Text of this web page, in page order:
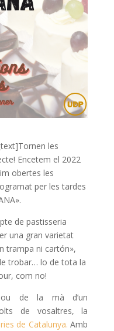
les
Encetem el 2022
obertes les
per les tardes
de pastisseria
una gran varietat
trampa ni cartón»,
trobar… lo de tota la
com no!
de la mà d’un
de vosaltres, la
de Catalunya. Amb